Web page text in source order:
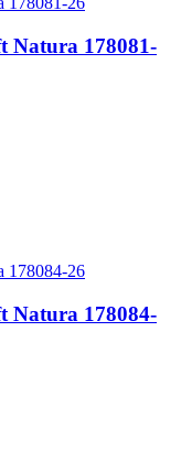
Natura 178081-
Natura 178084-